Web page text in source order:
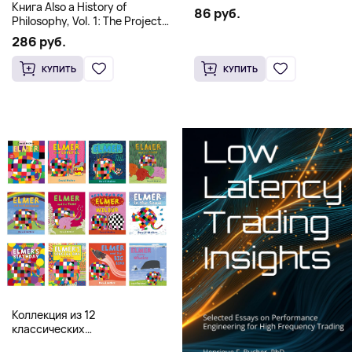
Книга Also a History of
Philosophy, Vol. 1: The Project
of a Genealogy of
Postmetaphysical Thinking
(Твердый переплет)
286 руб.
КУПИТЬ
86 руб.
КУПИТЬ
Коллекция из 12
классических